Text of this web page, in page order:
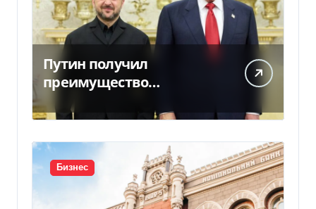
Путин получил
преимущество
благодаря действиям
США
Бизнес